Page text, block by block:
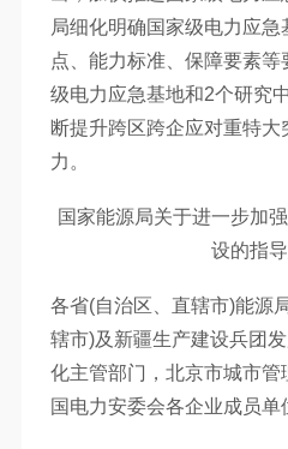
局细化明确国家级电力应
点、能力标准、保障要素
级电力应急基地和2个研究
断提升跨区跨企应对重特
力。
国家能源局关于进一步加
设的指
各省(自治区、直辖市)能源
辖市)及新疆生产建设兵团
化主管部门，北京市城市管
国电力安委会各企业成员单